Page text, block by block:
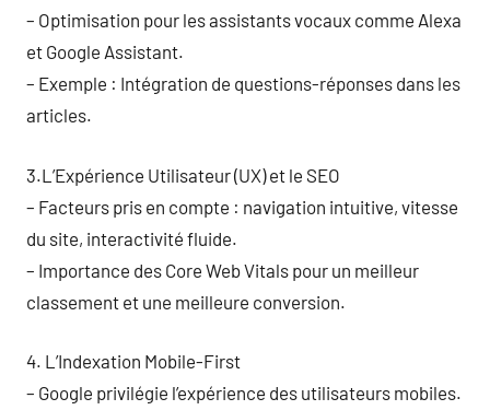
– Optimisation pour les assistants vocaux comme Alexa
et Google Assistant.
– Exemple : Intégration de questions-réponses dans les
articles.
3.L’Expérience Utilisateur (UX) et le SEO
– Facteurs pris en compte : navigation intuitive, vitesse
du site, interactivité fluide.
– Importance des Core Web Vitals pour un meilleur
classement et une meilleure conversion.
4. L’Indexation Mobile-First
– Google privilégie l’expérience des utilisateurs mobiles.